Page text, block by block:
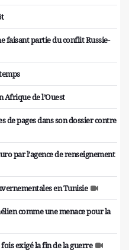
faisant partie du conflit Russie-
Afrique de l’Ouest
de pages dans son dossier contre
par l’agence de renseignement
en Tunisie
comme une menace pour la
exigé la fin de la guerre